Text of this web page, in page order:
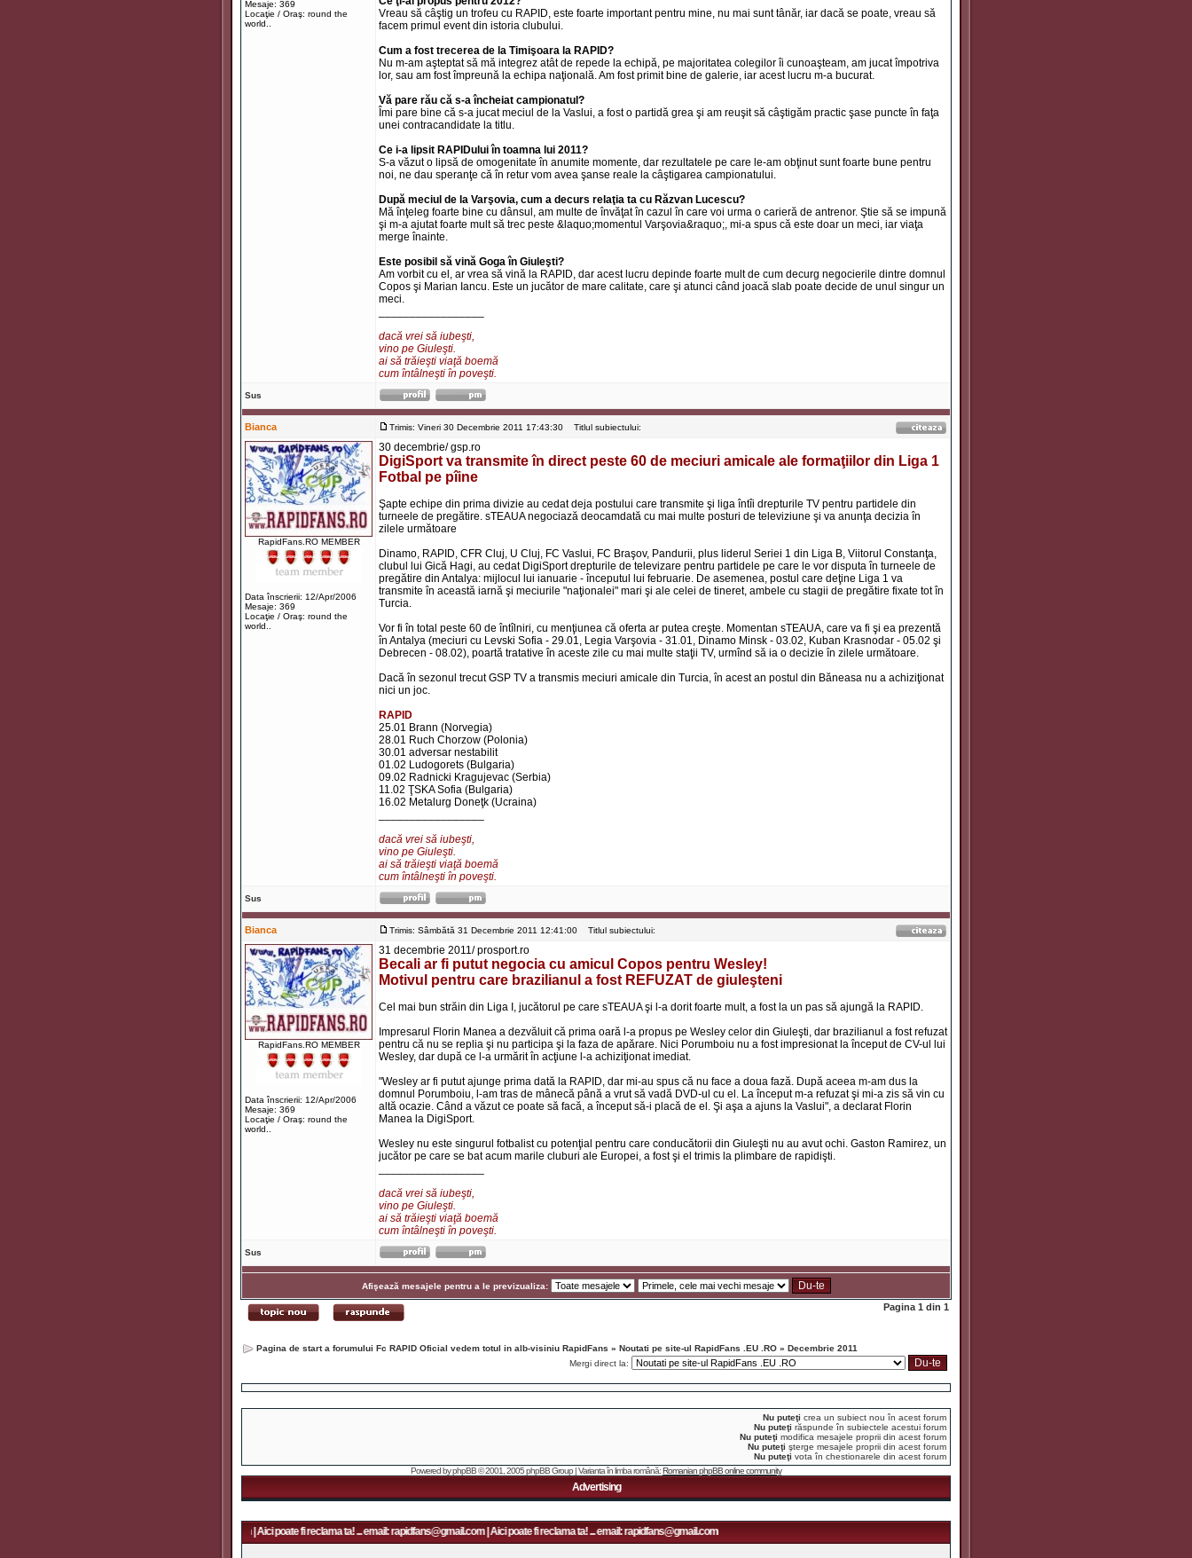
Mesaje: 369
Locaţie / Oraş: round the
world..
Vreau să câştig un trofeu cu RAPID, este foarte important pentru mine, nu mai sunt tânăr, iar dacă se poate, vreau să
facem primul event din istoria clubului.
Cum a fost trecerea de la Timişoara la RAPID?
Nu m-am aşteptat să mă integrez atât de repede la echipă, pe majoritatea colegilor îi cunoaşteam, am jucat împotriva
lor, sau am fost împreună la echipa naţională. Am fost primit bine de galerie, iar acest lucru m-a bucurat.
Vă pare rău că s-a încheiat campionatul?
Îmi pare bine că s-a jucat meciul de la Vaslui, a fost o partidă grea şi am reuşit să câştigăm practic şase puncte în faţa
unei contracandidate la titlu.
Ce i-a lipsit RAPIDului în toamna lui 2011?
S-a văzut o lipsă de omogenitate în anumite momente, dar rezultatele pe care le-am obţinut sunt foarte bune pentru
noi, ne dau speranţe că în retur vom avea şanse reale la câştigarea campionatului.
După meciul de la Varşovia, cum a decurs relaţia ta cu Răzvan Lucescu?
Mă înţeleg foarte bine cu dânsul, am multe de învăţat în cazul în care voi urma o carieră de antrenor. Ştie să se impună
şi m-a ajutat foarte mult să trec peste &laquo;momentul Varşovia&raquo;, mi-a spus că este doar un meci, iar viaţa
merge înainte.
Este posibil să vină Goga în Giuleşti?
Am vorbit cu el, ar vrea să vină la RAPID, dar acest lucru depinde foarte mult de cum decurg negocierile dintre domnul
Copos şi Marian Iancu. Este un jucător de mare calitate, care şi atunci când joacă slab poate decide de unul singur un
meci.
dacă vrei să iubeşti,
vino pe Giuleşti.
ai să trăieşti viaţă boemă
cum întâlneşti în poveşti.
Sus
Bianca Trimis: Vineri 30 Decembrie 2011 17:43:30 Titlul subiectului:
RapidFans.RO MEMBER
Data înscrierii: 12/Apr/2006
Mesaje: 369
Locaţie / Oraş: round the
world..
30 decembrie/ gsp.ro
DigiSport va transmite în direct peste 60 de meciuri amicale ale formaţiilor din Liga 1
Fotbal pe pîine
Şapte echipe din prima divizie au cedat deja postului care transmite şi liga întîi drepturile TV pentru partidele din
turneele de pregătire. sTEAUA negociază deocamdată cu mai multe posturi de televiziune şi va anunţa decizia în
zilele următoare
Dinamo, RAPID, CFR Cluj, U Cluj, FC Vaslui, FC Braşov, Pandurii, plus liderul Seriei 1 din Liga B, Viitorul Constanţa,
clubul lui Gică Hagi, au cedat DigiSport drepturile de televizare pentru partidele pe care le vor disputa în turneele de
pregătire din Antalya: mijlocul lui ianuarie - începutul lui februarie. De asemenea, postul care deţine Liga 1 va
transmite în această iarnă şi meciurile "naţionalei" mari şi ale celei de tineret, ambele cu stagii de pregătire fixate tot în
Turcia.
Vor fi în total peste 60 de întîlniri, cu menţiunea că oferta ar putea creşte. Momentan sTEAUA, care va fi şi ea prezentă
în Antalya (meciuri cu Levski Sofia - 29.01, Legia Varşovia - 31.01, Dinamo Minsk - 03.02, Kuban Krasnodar - 05.02 şi
Debrecen - 08.02), poartă tratative în aceste zile cu mai multe staţii TV, urmînd să ia o decizie în zilele următoare.
Dacă în sezonul trecut GSP TV a transmis meciuri amicale din Turcia, în acest an postul din Băneasa nu a achiziţionat
nici un joc.
RAPID
25.01 Brann (Norvegia)
28.01 Ruch Chorzow (Polonia)
30.01 adversar nestabilit
01.02 Ludogorets (Bulgaria)
09.02 Radnicki Kragujevac (Serbia)
11.02 ŢSKA Sofia (Bulgaria)
16.02 Metalurg Doneţk (Ucraina)
dacă vrei să iubeşti,
vino pe Giuleşti.
ai să trăieşti viaţă boemă
cum întâlneşti în poveşti.
Sus
Bianca Trimis: Sâmbătă 31 Decembrie 2011 12:41:00 Titlul subiectului:
RapidFans.RO MEMBER
Data înscrierii: 12/Apr/2006
Mesaje: 369
Locaţie / Oraş: round the
world..
31 decembrie 2011/ prosport.ro
Becali ar fi putut negocia cu amicul Copos pentru Wesley!
Motivul pentru care brazilianul a fost REFUZAT de giuleşteni
Cel mai bun străin din Liga I, jucătorul pe care sTEAUA şi l-a dorit foarte mult, a fost la un pas să ajungă la RAPID.
Impresarul Florin Manea a dezvăluit că prima oară l-a propus pe Wesley celor din Giuleşti, dar brazilianul a fost refuzat
pentru că nu se replia şi nu participa şi la faza de apărare. Nici Porumboiu nu a fost impresionat la început de CV-ul lui
Wesley, dar după ce l-a urmărit în acţiune l-a achiziţionat imediat.
"Wesley ar fi putut ajunge prima dată la RAPID, dar mi-au spus că nu face a doua fază. După aceea m-am dus la
domnul Porumboiu, l-am tras de mânecă până a vrut să vadă DVD-ul cu el. La început m-a refuzat şi mi-a zis să vin cu
altă ocazie. Când a văzut ce poate să facă, a început să-i placă de el. Şi aşa a ajuns la Vaslui", a declarat Florin
Manea la DigiSport.
Wesley nu este singurul fotbalist cu potenţial pentru care conducătorii din Giuleşti nu au avut ochi. Gaston Ramirez, un
jucător pe care se bat acum marile cluburi ale Europei, a fost şi el trimis la plimbare de rapidişti.
dacă vrei să iubeşti,
vino pe Giuleşti.
ai să trăieşti viaţă boemă
cum întâlneşti în poveşti.
Sus
Afişează mesajele pentru a le previzualiza:
Pagina 1 din 1
Pagina de start a forumului Fc RAPID Oficial vedem totul in alb-visiniu RapidFans » Noutati pe site-ul RapidFans .EU .RO » Decembrie 2011
Mergi direct la:
Nu puteţi crea un subiect nou în acest forum
Nu puteţi răspunde în subiectele acestui forum
Nu puteţi modifica mesajele proprii din acest forum
Nu puteţi şterge mesajele proprii din acest forum
Nu puteţi vota în chestionarele din acest forum
Powered byphpBB© 2001, 2005 phpBB Group | Varianta în limba română:Romanian phpBB online community
Advertising
fi reclama ta! ... email: rapidfans@gmail.com | Aici poate fi reclama ta! ... email: rapidfans@gmail.com | Aici poate fi reclama ta! ... email: rapidfans@gmail.com